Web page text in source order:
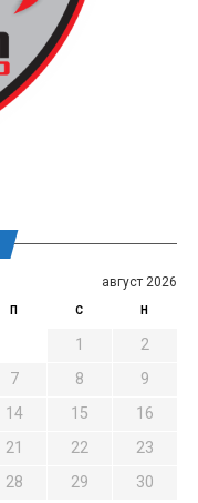
август 2026
П С Н
1
2
7 8
9
14 15
16
21 22
23
28 29 30